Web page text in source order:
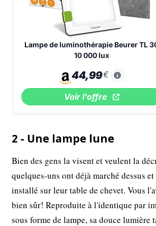
Lampe de luminothérapie Beurer TL
10 000 lux
44,99€
Voir l'offre
2 - Une lampe lune
Bien des gens la visent et veulent la
quelques-uns ont déjà marché dessus
installé sur leur table de chevet. Vous
bien sûr! Reproduite à l'identique par
sous forme de lampe, sa douce lumière